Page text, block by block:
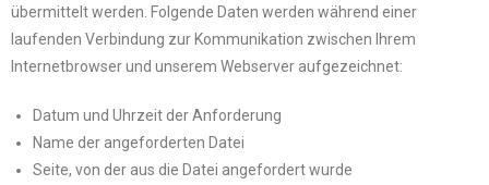
übermittelt werden. Folgende Daten werden während einer
laufenden Verbindung zur Kommunikation zwischen Ihrem
Internetbrowser und unserem Webserver aufgezeichnet:
Datum und Uhrzeit der Anforderung
Name der angeforderten Datei
Seite, von der aus die Datei angefordert wurde